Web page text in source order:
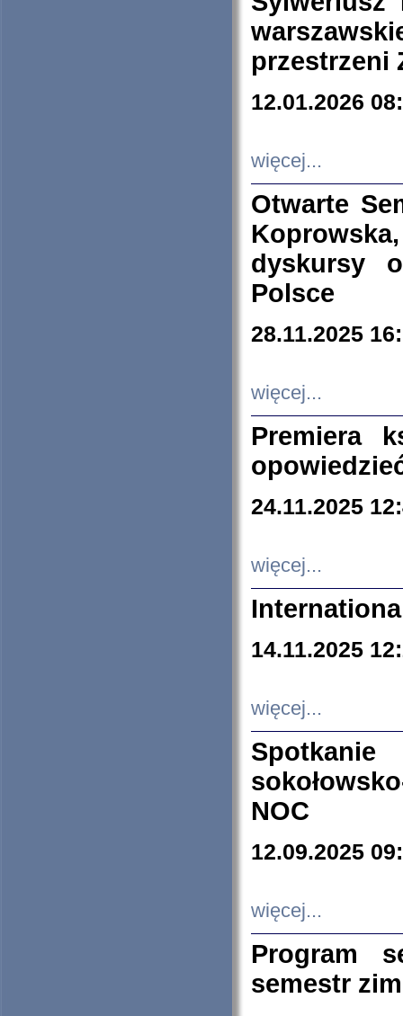
przestrzeni
12.01.2026
więcej...
Otwarte
dyskursy
Polsce
28.11.2025
więcej...
Premiera
24.11.2025
więcej...
14.11.2025
więcej...
NOC
12.09.2025
więcej...
Program
semestr